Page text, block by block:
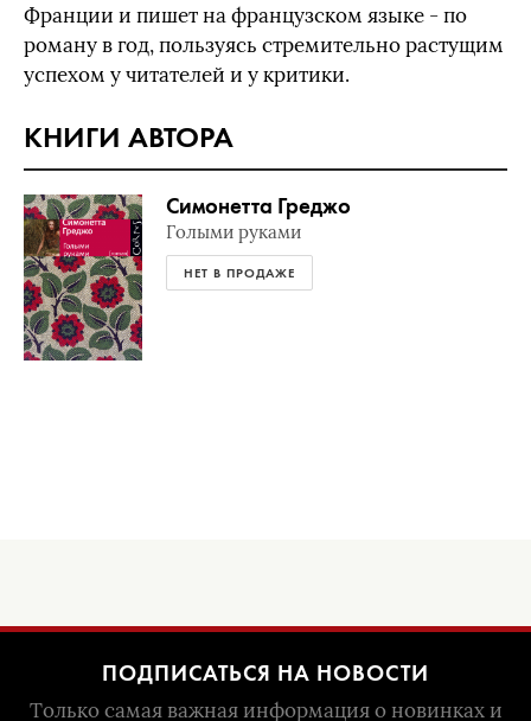
Франции и пишет на французском языке - по
роману в год, пользуясь стремительно растущим
успехом у читателей и у критики.
КНИГИ АВТОРА
Симонетта Греджо
Голыми руками
НЕТ В ПРОДАЖЕ
ПОДПИСАТЬСЯ НА НОВОСТИ
Только самая важная информация о новинках и